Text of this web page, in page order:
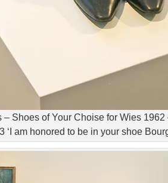
Shoes of Your Choise for Wies
‘I am honored to be in your shoe